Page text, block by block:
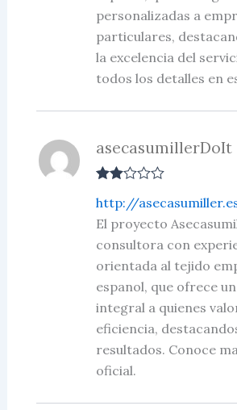
personalizadas a
particulares,
la excelencia del
todos los detalles en
d2
out
of 5
asecasumillerDoIt
http://
El proyecto
consultora con
orientada al tejido
espanol, que ofrece
integral a quienes
eficiencia,
resultados. Conoce
oficial.